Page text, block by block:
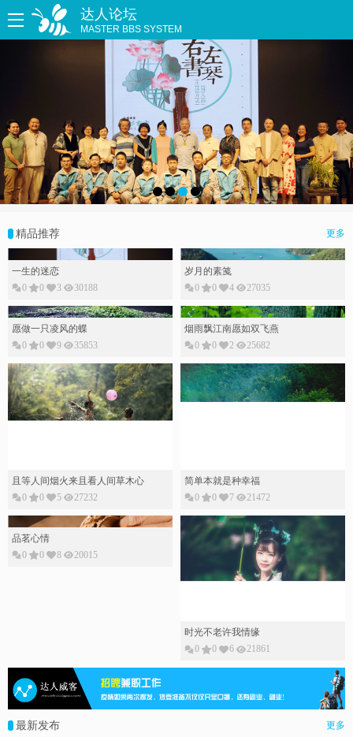
达人论坛
MASTER BBS SYSTEM
精品推荐 更多
一生的迷恋
0
0 3 30188
岁月的素䇳
0
0 4 27035
愿做一只凌风的蝶
0
0 9 35853
烟雨飘江南愿如双飞燕
0
0 2 25682
且等人间烟火来且看人间草木心
0
0 5 27232
简单本就是种幸福
0
0 7 21472
品茗心情
0
0 8 20015
时光不老许我情缘
0
0 6 21861
最新发布 更多